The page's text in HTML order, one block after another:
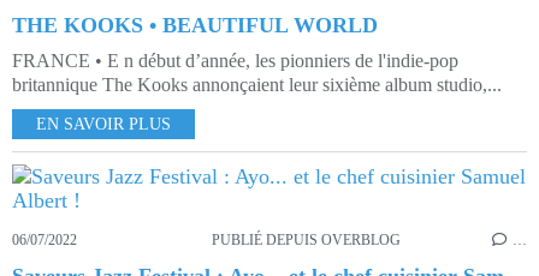
THE KOOKS • BEAUTIFUL WORLD
FRANCE • E n début d’année, les pionniers de l'indie-pop
britannique The Kooks annonçaient leur sixième album studio,...
EN SAVOIR PLUS
06/07/2022 PUBLIÉ DEPUIS OVERBLOG